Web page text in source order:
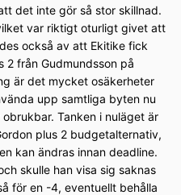
det inte gör så stor skillnad.
var riktigt oturligt givet att
också av att Ekitike fick
2 från Gudmundsson på
är det mycket osäkerheter
upp samtliga byten nu
Tanken i nuläget är
plus 2 budgetalternativ,
kan ändras innan deadline.
skulle han visa sig saknas
för en -4, eventuellt behålla